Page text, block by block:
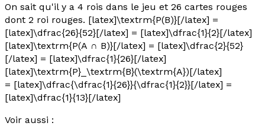
On sait qu'il y a 4 rois dans le jeu et 26 cartes rouges
dont 2 roi rouges. [latex]\textrm{P(B)}[/latex] =
[latex]\dfrac{26}{52}[/latex] = [latex]\dfrac{1}{2}[/latex]
[latex]\textrm{P(A ∩ B)}[/latex] = [latex]\dfrac{2}{52}
[/latex] = [latex]\dfrac{1}{26}[/latex]
[latex]\textrm{P}_\textrm{B}(\textrm{A})[/latex]
= [latex]\dfrac{\dfrac{1}{26}}{\dfrac{1}{2}}[/latex] =
[latex]\dfrac{1}{13}[/latex]
Voir aussi :